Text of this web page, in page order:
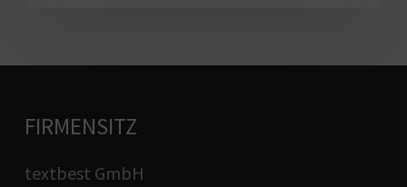
FIRMENSITZ
textbest GmbH